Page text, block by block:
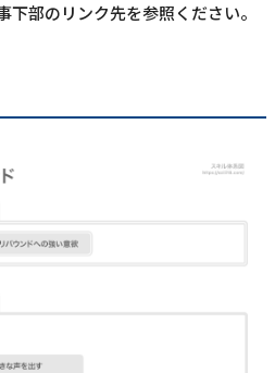
部のリンク先を参照ください。